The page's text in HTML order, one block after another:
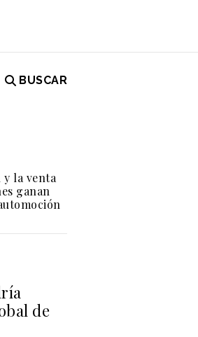
BUSCAR
la venta
ganan
de